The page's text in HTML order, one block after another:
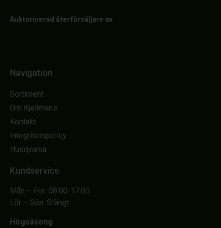
Auktoriserad återförsäljare av
Navigation
Sortiment
Om Kjellmans
Kontakt
Integritetspolicy
Husqvarna
Kundservice
Mån – Fre: 08.00-17.00
Lör – Sön: Stängt
Högsäsong